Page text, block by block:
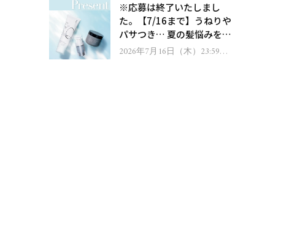
ゼント！
※応募は終了いたしまし
た。【7/16まで】うねりや
パサつき… 夏の髪悩みを解
消するヘアケアアイテムを
2026年7月16日（木）23:59ま